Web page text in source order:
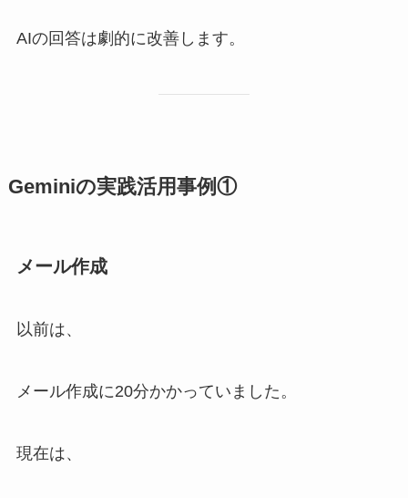
AIの回答は劇的に改善します。
Geminiの実践活用事例①
メール作成
以前は、
メール作成に20分かかっていました。
現在は、